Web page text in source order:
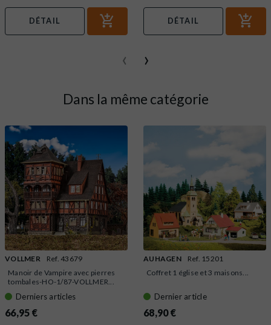
DÉTAIL DÉTAIL
‹ ›
Dans la même catégorie
VOLLMER
Ref. 43679
Manoir de Vampire avec pierres
tombales-HO-1/87-VOLLMER...
Derniers articles
66,95 €
AUHAGEN
Ref. 15201
Coffret 1 église et 3 maisons...
Dernier article
68,90 €